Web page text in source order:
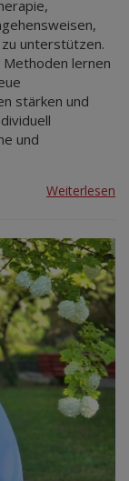
unterstützen.
Methoden lernen
stärken und
und
Weiterlesen